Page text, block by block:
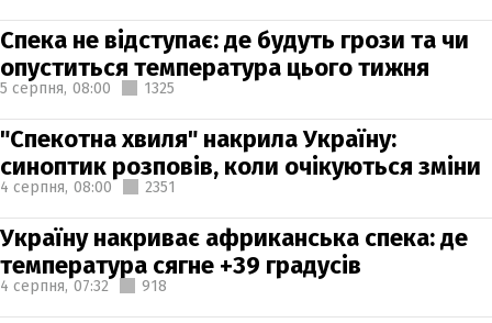
Спека не відступає: де будуть грози та чи
опуститься температура цього тижня
5 серпня, 08:00 1325
"Спекотна хвиля" накрила Україну:
синоптик розповів, коли очікуються зміни
4 серпня, 08:00 2351
Україну накриває африканська спека: де
температура сягне +39 градусів
4 серпня, 07:32 918